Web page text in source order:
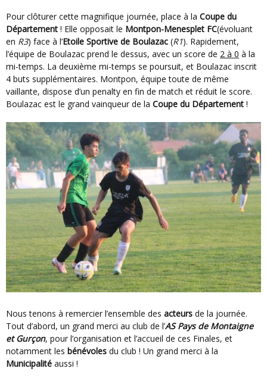
Pour clôturer cette magnifique journée, place à la Coupe du
Département ! Elle opposait le Montpon-Menesplet FC(évoluant
en R3) face à l’Etoile Sportive de Boulazac (R1). Rapidement,
l’équipe de Boulazac prend le dessus, avec un score de 2 à 0 à la
mi-temps. La deuxième mi-temps se poursuit, et Boulazac inscrit
4 buts supplémentaires. Montpon, équipe toute de même
vaillante, dispose d’un penalty en fin de match et réduit le score.
Boulazac est le grand vainqueur de la Coupe du Département !
Nous tenons à remercier l’ensemble des acteurs de la journée.
Tout d’abord, un grand merci au club de l’AS Pays de Montaigne
et Gurçon, pour l’organisation et l’accueil de ces Finales, et
notamment les bénévoles du club ! Un grand merci à la
Municipalité aussi !